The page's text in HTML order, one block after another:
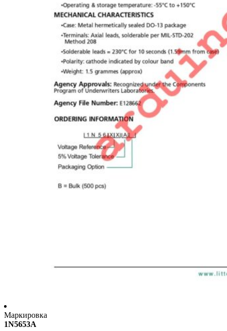
Маркировка
1N5653A